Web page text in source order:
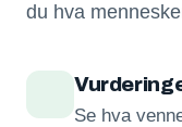
du hva
Se hva